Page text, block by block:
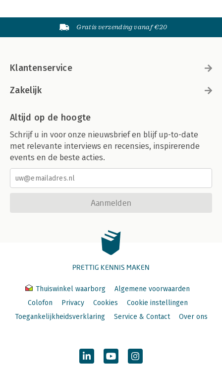
Gratis verzending vanaf €20
Klantenservice
Zakelijk
Altijd op de hoogte
Schrijf u in voor onze nieuwsbrief en blijf up-to-date
met relevante interviews en recensies, inspirerende
events en de beste acties.
Aanmelden
PRETTIG KENNIS MAKEN
Thuiswinkel waarborg
Algemene voorwaarden
Colofon
Privacy Cookies
Cookie instellingen
Toegankelijkheidsverklaring
Service & Contact Over ons